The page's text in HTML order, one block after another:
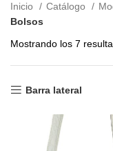
Inicio Catálogo
Bolsos
Mostrando los 7
Barra lateral